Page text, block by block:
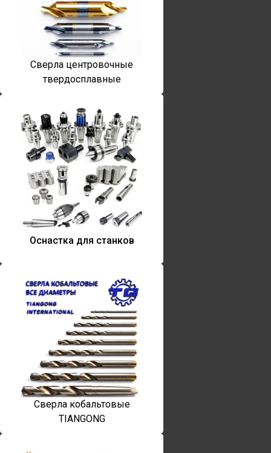
Сверла центровочные
твердосплавные
Оснастка для станков
Сверла кобальтовые
TIANGONG